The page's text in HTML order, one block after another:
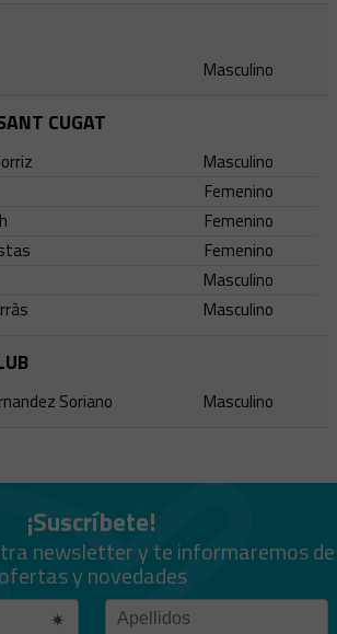
Masculino
CUGAT
Masculino
Femenino
Femenino
Femenino
Masculino
Masculino
Soriano Masculino
¡Suscríbete!
newsletter y te informaremos de
ofertas y novedades